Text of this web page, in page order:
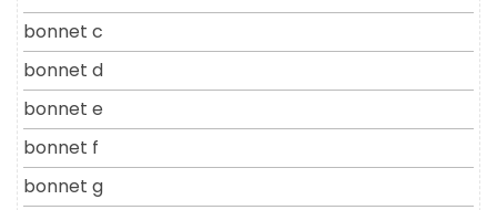
bonnet c
bonnet d
bonnet e
bonnet f
bonnet g